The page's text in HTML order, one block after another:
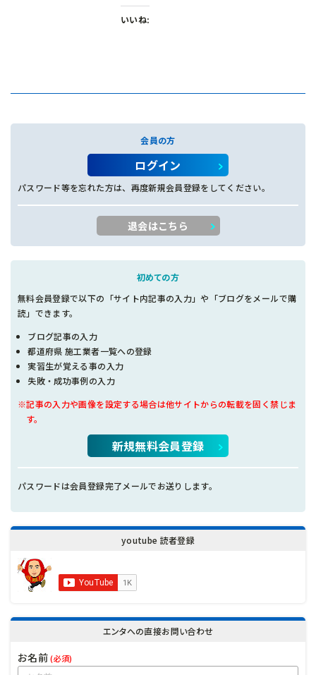
いいね:
会員の方
ログイン
パスワード等を忘れた方は、再度新規会員登録をしてください。
退会はこちら
初めての方
無料会員登録で以下の「サイト内記事の入力」や「ブログをメールで購
読」できます。
ブログ記事の入力
都道府県 施工業者一覧への登録
実習生が覚える事の入力
失敗・成功事例の入力
※記事の入力や画像を設定する場合は他サイトからの転載を固く禁じま
す。
新規無料会員登録
パスワードは会員登録完了メールでお送りします。
youtube 読者登録
エンタへの直接お問い合わせ
お名前(必須)